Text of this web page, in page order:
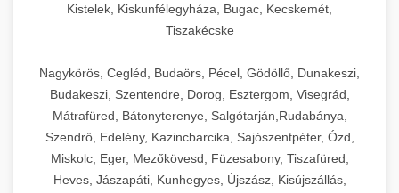
Kistelek, Kiskunfélegyháza, Bugac, Kecskemét,
Tiszakécske
Nagykörös, Cegléd, Budaörs, Pécel, Gödöllő, Dunakeszi,
Budakeszi, Szentendre, Dorog, Esztergom, Visegrád,
Mátrafüred, Bátonyterenye, Salgótarján,Rudabánya,
Szendrő, Edelény, Kazincbarcika, Sajószentpéter, Ózd,
Miskolc, Eger, Mezőkövesd, Füzesabony, Tiszafüred,
Heves, Jászapáti, Kunhegyes, Újszász, Kisújszállás,